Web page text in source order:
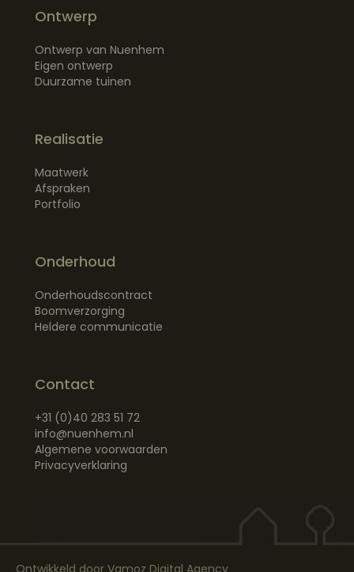
Ontwerp
Ontwerp van Nuenhem
Eigen ontwerp
Duurzame tuinen
Realisatie
Maatwerk
Afspraken
Portfolio
Onderhoud
Onderhoudscontract
Boomverzorging
Heldere communicatie
Contact
+31 (0)40 283 51 72
info@nuenhem.nl
Algemene voorwaarden
Privacyverklaring